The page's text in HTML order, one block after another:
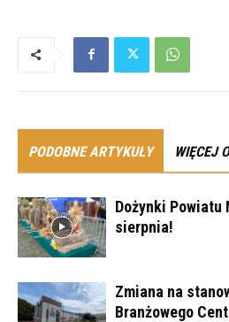
PODOBNE ARTYKUŁY WIĘCEJ
Dożynki Powiatu
sierpnia!
Zmiana na
Branżowego